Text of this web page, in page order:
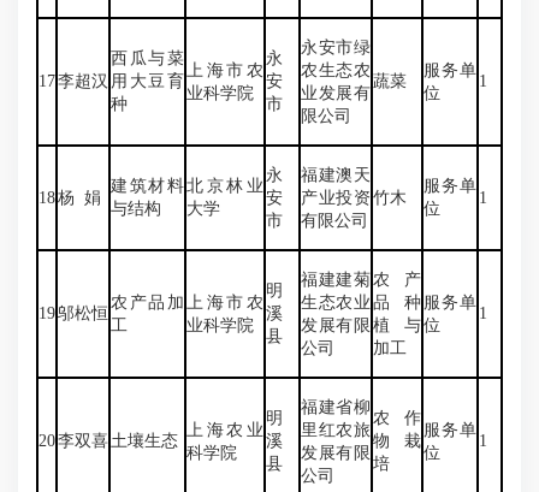
17李超汉
西瓜与菜
用大豆育
种
上海市农
业科学院
永
安
市
永安市绿
农生态农
业发展有
限公司
蔬菜
服务单
位
1
18杨 娟
建筑材料
与结构
北京林业
大学
永
安
市
福建澳天
产业投资
有限公司
竹木
服务单
位
1
19邬松恒
农产品加
工
上海市农
业科学院
明
溪
县
福建建菊
生态农业
发展有限
公司
农产
品种
植与
加工
服务单
位
1
20李双喜土壤生态
上海农业
科学院
明
溪
县
福建省柳
里红农旅
发展有限
公司
农作
物栽
培
服务单
位
1